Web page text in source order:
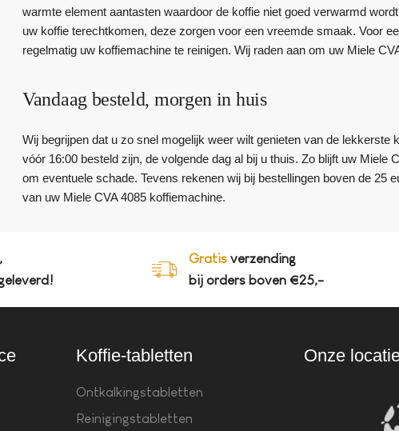
warmte element aantasten waardoor de koffie niet goed verwarmd
uw koffie terechtkomen, deze zorgen voor een vreemde smaak. Voor
regelmatig uw koffiemachine te reinigen. Wij raden aan om uw Miele
Vandaag besteld, morgen in huis
Wij begrijpen dat u zo snel mogelijk weer wilt genieten van de
vóór 16:00 besteld zijn, de volgende dag al bij u thuis. Zo blijft uw
om eventuele schade. Tevens rekenen wij bij bestellingen boven de 25
van uw Miele CVA 4085 koffiemachine.
Gratis verzending
bij orders boven €25,-
Koffie-tabletten
Ontkalkingstabletten
Reinigingstabletten
Onze